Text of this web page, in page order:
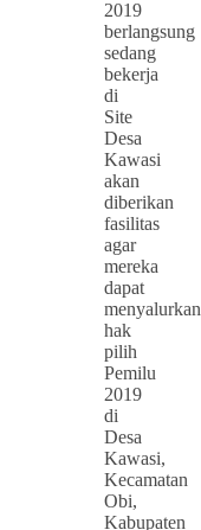
2019
berlangsung
sedang
bekerja
di
Site
Desa
Kawasi
akan
diberikan
fasilitas
agar
mereka
dapat
menyalurkan
hak
pilih
Pemilu
2019
di
Desa
Kawasi,
Kecamatan
Obi,
Kabupaten